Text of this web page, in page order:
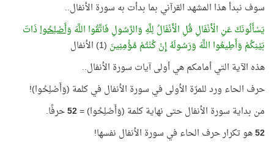
سوف نبدأ هذا المشهد القرآني بما بدأت به سورة الأنفال..
يَسْأَلُونَكَ عَنِ الْأَنْفَالِ قُلِ الْأَنْفَالُ لِلَّهِ وَالرَّسُولِ فَاتَّقُوا اللَّهَ وَأَصْلِحُواذَاتَ
بَيْنِكُمْ وَأَطِيعُوا اللَّهَ وَرَسُولَهُ إِنْ كُنْتُمْ مُؤْمِنِينَ (1) الأنفال
هذه الآية التي أمامكم هي أولى آيات سورة الأنفال..
حرف الحاء ورد للمرّة الأولى في سورة الأنفال في كلمة (وَأَصْلِحُوا)!
من بداية سورة الأنفال حتى نهاية كلمة (وَأَصْلِحُوا) =52حرفًا.
52هو تكرار حرف الحاء في سورة الأنفال نفسها!